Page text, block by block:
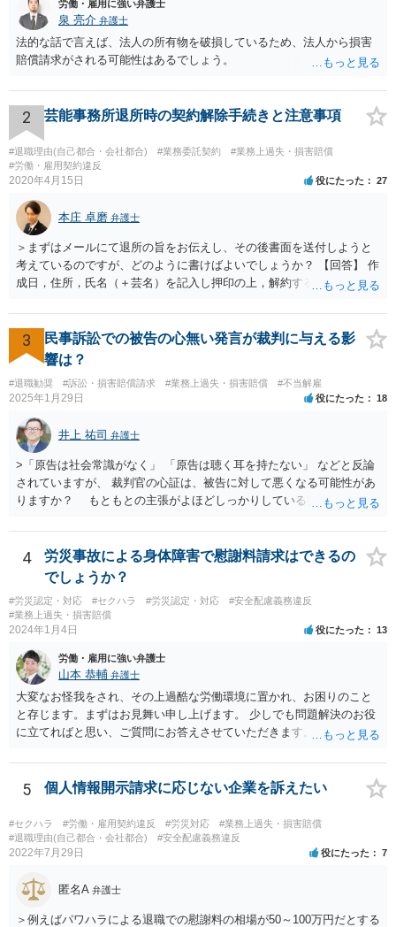
労働・雇用に強い弁護士
泉 亮介 弁護士
法的な話で言えば、法人の所有物を破損しているため、法人から損害
賠償請求がされる可能性はあるでしょう。
2 芸能事務所退所時の契約解除手続きと注意事項
#退職理由(自己都合・会社都合) #業務委託契約
#業務上過失・損害賠償
#労働・雇用契約違反
2020年4月15日 役にたった 27
本庄 卓磨 弁護士
＞まずはメールにて退所の旨をお伝えし、その後書面を送付しようと
考えているのですが、どのように書けばよいでしょうか？ 【回答】 作
成日，住所，氏名（＋芸名）を記入し押印の上，解約する旨を伝える
ようなことはありますでしょうか？ 【回答】 特にないと思われます
が，仮に請求された場合はそれが「損害」に該当するのか検討するこ
とになります。 ＞また、事務所をやめる際、「退所後しばらく芸能活
動禁止」「活動するなら名前を変える」ことを事務所側から要求され
たという事例を聞いたことがあります。所属する際にいただいた契約
書にはそのようなことは書いていないのですが、仮にこれらを要求さ
れた場合には断ることは可能なのでしょうか？ 【回答】 契約書に記載
がないのであれば，断ることができる可能性があります。 もし上記の
ような要求をされた場合は，その根拠を明示してもらってください。
3
民事訴訟での被告の心無い発言が裁判に与える影
響は？
#退職勧奨 #訴訟・損害賠償請求 #業務上過失・損害賠償 #不当解雇
2025年1月29日 役にたった 18
井上 祐司 弁護士
>「原告は社会常識がなく」 「原告は聴く耳を持たない」 などと反論
されていますが、 裁判官の心証は、被告に対して悪くなる可能性があ
りますか？ もともとの主張がよほどしっかりしている書面でなけれ
勝ち負けは、法律構成に必要な事実の主張と証拠の的確さに尽きま
す。その意味では「無益的記載事項」です。 法律的に全く意味がな
い主張で、過度に攻撃的な文章ですから、少なくとも記載する必要は
全くない事項です。 こういったことが記載された場合には、完全ス
ルーする方が印象はよいのが普通です。
4
労災事故による身体障害で慰謝料請求はできるの
でしょうか？
#労災認定・対応 #セクハラ #労災認定・対応
#安全配慮義務違反
#業務上過失・損害賠償
2024年1月4日 役にたった 13
労働・雇用に強い弁護士
山本 恭輔 弁護士
大変なお怪我をされ、その上過酷な労働環境に置かれ、お困りのこと
と存じます。まずはお見舞い申し上げます。 少しでも問題解決のお役
に立てればと思い、ご質問にお答えさせていただきます。 ご相談者の
我に関しては労災保険からの給付や会社からの損害賠償が、過重労働
に関しては未払残業代の支払が受けられる可能性がある事案とお見受
様々な事情のヒアリングや証拠資料の検討が必要になるため、今後の
方針の検討も含め、一度面談にて法律相談をされることをおすすめし
ます。
5 個人情報開示請求に応じない企業を訴えたい
#セクハラ #労働・雇用契約違反 #労災対応
#業務上過失・損害賠償
#退職理由(自己都合・会社都合)
#安全配慮義務違反
2022年7月29日 役にたった 7
匿名A 弁護士
＞例えばパワハラによる退職での慰謝料の相場が50～100万円だとする